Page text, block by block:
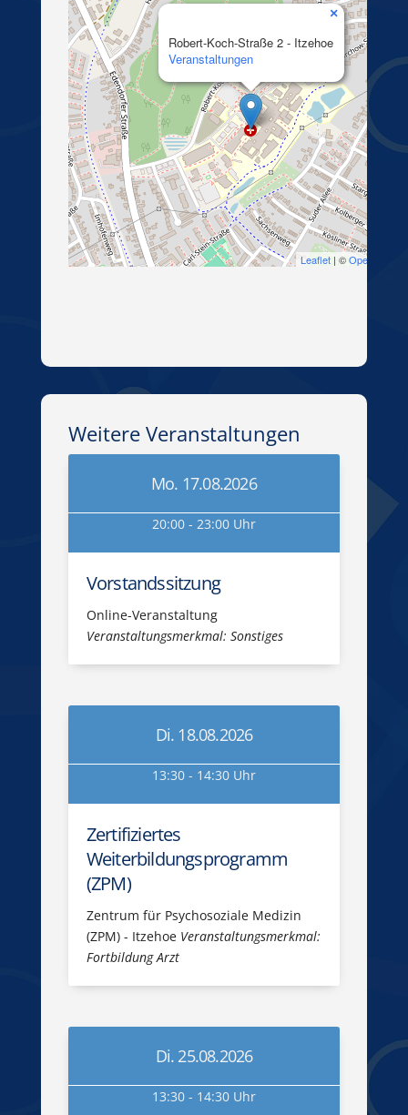
Robert-Koch-Straße 2 - Itzehoe
Veranstaltungen
×
Leaflet| ©
Weitere Veranstaltungen
Mo. 17.08.2026
20:00 - 23:00 Uhr
Vorstandssitzung
Online-Veranstaltung
Veranstaltungsmerkmal: Sonstiges
Di. 18.08.2026
13:30 - 14:30 Uhr
Zertifiziertes
Weiterbildungsprogramm
(ZPM)
Zentrum für Psychosoziale Medizin
(ZPM) - Itzehoe Veranstaltungsmerkmal:
Fortbildung Arzt
Di. 25.08.2026
13:30 - 14:30 Uhr